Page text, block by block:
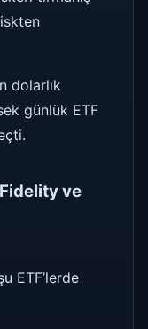
dolarlık
günlük ETF
ve
ETF’lerde